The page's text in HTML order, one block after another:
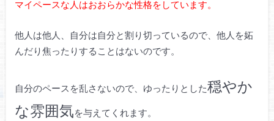
マイペースな人はおおらかな性格をしています。
他人は他人、自分は自分と割り切っているので、他人を妬
んだり焦ったりすることはないのです。
自分のペースを乱さないので、ゆったりとした穏やか
な雰囲気を与えてくれます。